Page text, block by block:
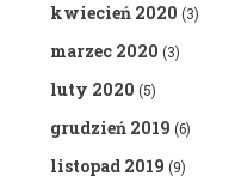
kwiecień 2020 (3)
marzec 2020 (3)
luty 2020 (5)
grudzień 2019 (6)
listopad 2019 (9)